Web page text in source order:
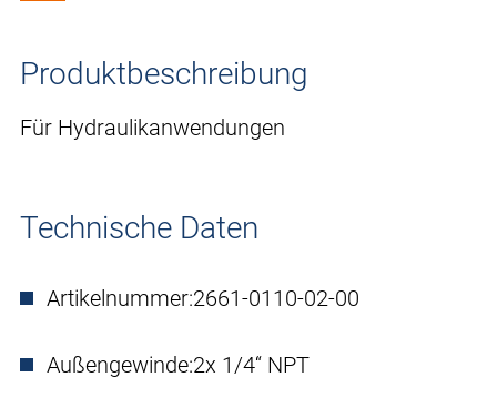
Produktbeschreibung
Für Hydraulikanwendungen
Technische Daten
Artikelnummer:2661-0110-02-00
Außengewinde:2x 1/4“ NPT